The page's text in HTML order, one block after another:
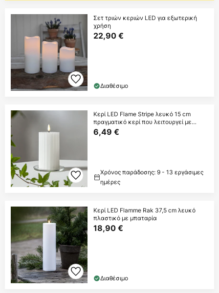
Σετ τριών κεριών LED για εξωτερική
χρήση
22,90 €
Διαθέσιμο
Κερί LED Flame Stripe λευκό 15 cm
πραγματικό κερί που λειτουργεί με
μπαταρία
6,49 €
Χρόνος παράδοσης: 9 - 13 εργάσιμες
ημέρες
Κερί LED Flamme Rak 37,5 cm λευκό
πλαστικό με μπαταρία
18,90 €
Διαθέσιμο